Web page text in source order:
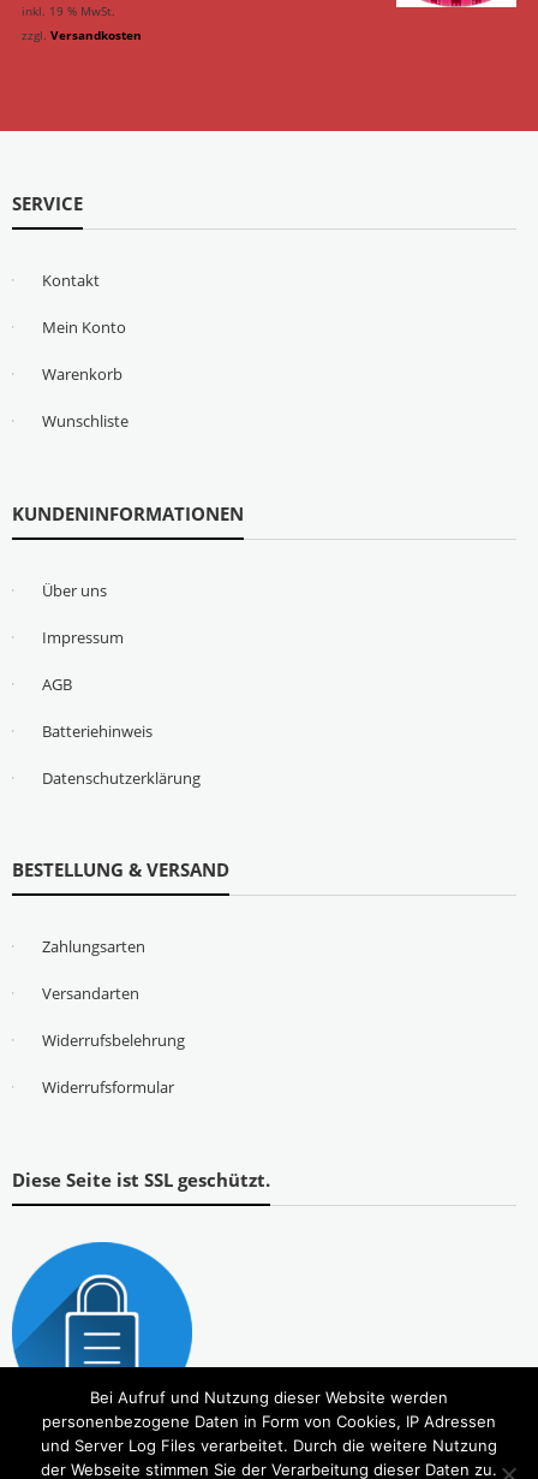
inkl. 19 % MwSt.
zzgl. Versandkosten
SERVICE
Kontakt
Mein Konto
Warenkorb
Wunschliste
KUNDENINFORMATIONEN
Über uns
Impressum
AGB
Batteriehinweis
Datenschutzerklärung
BESTELLUNG & VERSAND
Zahlungsarten
Versandarten
Widerrufsbelehrung
Widerrufsformular
Diese Seite ist SSL geschützt.
Bei Aufruf und Nutzung dieser Website werden
personenbezogene Daten in Form von Cookies, IP Adressen
und Server Log Files verarbeitet. Durch die weitere Nutzung
der Webseite stimmen Sie der Verarbeitung dieser Daten zu.